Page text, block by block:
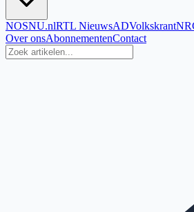
NOSNU.nlRTL NieuwsADVolkskrant
Over onsAbonnementenContact